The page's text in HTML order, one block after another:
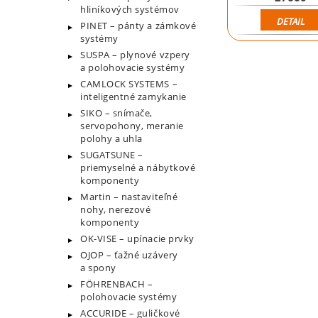
hliníkových systémov
PINET – pánty a zámkové
systémy
SUSPA – plynové vzpery
a polohovacie systémy
CAMLOCK SYSTEMS –
inteligentné zamykanie
SIKO – snímače,
servopohony, meranie
polohy a uhla
SUGATSUNE –
priemyselné a nábytkové
komponenty
Martin – nastaviteľné
nohy, nerezové
komponenty
OK-VISE – upínacie prvky
OJOP – ťažné uzávery
a spony
FÖHRENBACH –
polohovacie systémy
ACCURIDE – guličkové
DETAIL